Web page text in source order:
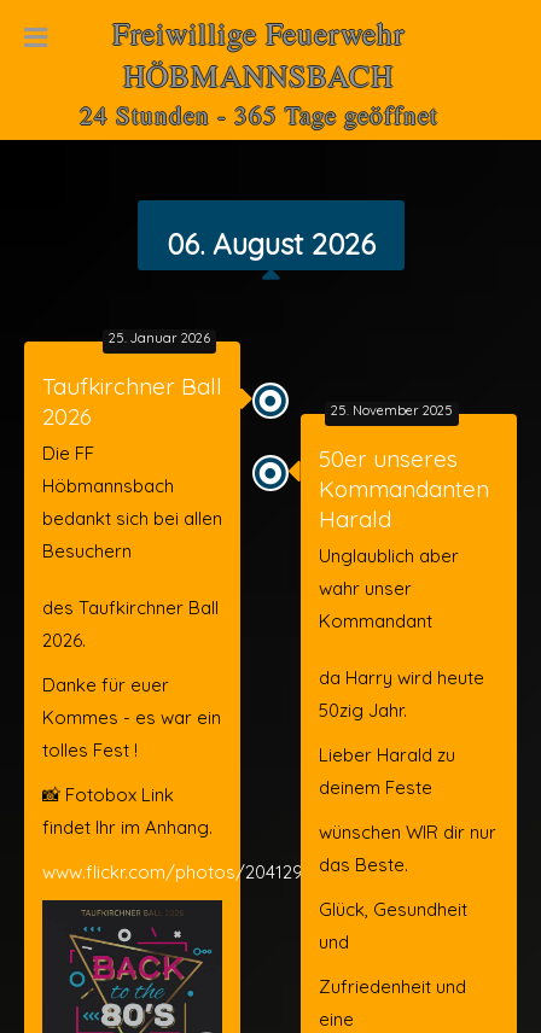
Freiwillige Feuerwehr
HÖBMANNSBACH
24 Stunden - 365 Tage geöffnet
06. August 2026
25. Januar 2026
Taufkirchner Ball
2026
Die FF
Höbmannsbach
bedankt sich bei allen
Besuchern
des Taufkirchner Ball
2026.
Danke für euer
Kommes - es war ein
tolles Fest !
📸 Fotobox Link
findet Ihr im Anhang.
www.flickr.com/photos/204129214@N07/
25. November 2025
50er unseres
Kommandanten
Harald
Unglaublich aber
wahr unser
Kommandant
da Harry wird heute
50zig Jahr.
Lieber Harald zu
deinem Feste
wünschen WIR dir nur
das Beste.
Glück, Gesundheit
und
Zufriedenheit und
eine